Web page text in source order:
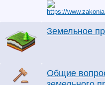
Земельное
Общие